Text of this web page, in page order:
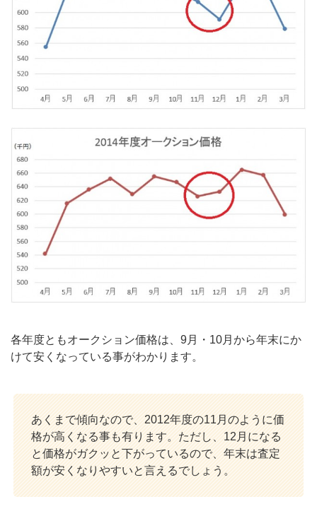
各年度ともオークション価格は、9月・10月から年末にか
けて安くなっている事がわかります。
あくまで傾向なので、2012年度の11月のように価
格が高くなる事も有ります。ただし、12月になる
と価格がガクッと下がっているので、年末は査定
額が安くなりやすいと言えるでしょう。